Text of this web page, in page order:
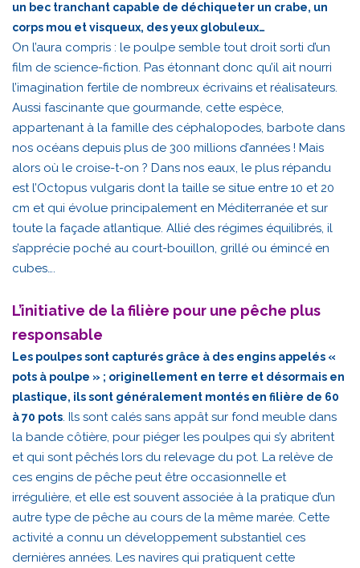
un bec tranchant capable de déchiqueter un crabe, un
corps mou et visqueux, des yeux globuleux…
On l’aura compris : le poulpe semble tout droit sorti d’un
film de science-fiction. Pas étonnant donc qu’il ait nourri
l’imagination fertile de nombreux écrivains et réalisateurs.
Aussi fascinante que gourmande, cette espèce,
appartenant à la famille des céphalopodes, barbote dans
nos océans depuis plus de 300 millions d’années ! Mais
alors où le croise-t-on ? Dans nos eaux, le plus répandu
est l’Octopus vulgaris dont la taille se situe entre 10 et 20
cm et qui évolue principalement en Méditerranée et sur
toute la façade atlantique. Allié des régimes équilibrés, il
s’apprécie poché au court-bouillon, grillé ou émincé en
cubes….
L’initiative de la filière pour une pêche plus
responsable
Les poulpes sont capturés grâce à des engins appelés «
pots à poulpe » ; originellement en terre et désormais en
plastique, ils sont généralement montés en filière de 60
à 70 pots. Ils sont calés sans appât sur fond meuble dans
la bande côtière, pour piéger les poulpes qui s’y abritent
et qui sont pêchés lors du relevage du pot. La relève de
ces engins de pêche peut être occasionnelle et
irrégulière, et elle est souvent associée à la pratique d’un
autre type de pêche au cours de la même marée. Cette
activité a connu un développement substantiel ces
dernières années. Les navires qui pratiquent cette